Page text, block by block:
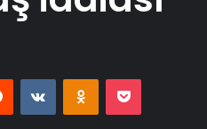
Reddit VKontakteOdnoklassniki
Pocket